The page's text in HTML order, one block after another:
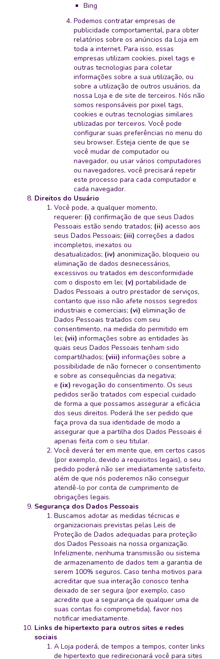
Bing
Podemos contratar empresas de
publicidade comportamental, para obter
relatórios sobre os anúncios da Loja em
toda a internet. Para isso, essas
empresas utilizam cookies, pixel tags e
outras tecnologias para coletar
informações sobre a sua utilização, ou
sobre a utilização de outros usuários, da
nossa Loja e de site de terceiros. Nós não
somos responsáveis por pixel tags,
cookies e outras tecnologias similares
utilizadas por terceiros. Você pode
configurar suas preferências no menu do
seu browser. Esteja ciente de que se
você mudar de computador ou
navegador, ou usar vários computadores
ou navegadores, você precisará repetir
este processo para cada computador e
cada navegador.
Direitos do Usuário
Você pode, a qualquer momento,
requerer: (i) confirmação de que seus Dados
Pessoais estão sendo tratados; (ii) acesso aos
seus Dados Pessoais; (iii) correções a dados
incompletos, inexatos ou
desatualizados; (iv) anonimização, bloqueio ou
eliminação de dados desnecessários,
excessivos ou tratados em desconformidade
com o disposto em lei; (v) portabilidade de
Dados Pessoais a outro prestador de serviços,
contanto que isso não afete nossos segredos
industriais e comerciais; (vi) eliminação de
Dados Pessoais tratados com seu
consentimento, na medida do permitido em
lei; (vii) informações sobre as entidades às
quais seus Dados Pessoais tenham sido
compartilhados; (viii) informações sobre a
possibilidade de não fornecer o consentimento
e sobre as consequências da negativa;
e (ix) revogação do consentimento. Os seus
pedidos serão tratados com especial cuidado
de forma a que possamos assegurar a eficácia
dos seus direitos. Poderá lhe ser pedido que
faça prova da sua identidade de modo a
assegurar que a partilha dos Dados Pessoais é
apenas feita com o seu titular.
Você deverá ter em mente que, em certos casos
(por exemplo, devido a requisitos legais), o seu
pedido poderá não ser imediatamente satisfeito,
além de que nós poderemos não conseguir
atendê-lo por conta de cumprimento de
obrigações legais.
Segurança dos Dados Pessoais
Buscamos adotar as medidas técnicas e
organizacionais previstas pelas Leis de
Proteção de Dados adequadas para proteção
dos Dados Pessoais na nossa organização.
Infelizmente, nenhuma transmissão ou sistema
de armazenamento de dados tem a garantia de
serem 100% seguros. Caso tenha motivos para
acreditar que sua interação conosco tenha
deixado de ser segura (por exemplo, caso
acredite que a segurança de qualquer uma de
suas contas foi comprometida), favor nos
notificar imediatamente.
Links de hipertexto para outros sites e redes
sociais
A Loja poderá, de tempos a tempos, conter links
de hipertexto que redirecionará você para sites